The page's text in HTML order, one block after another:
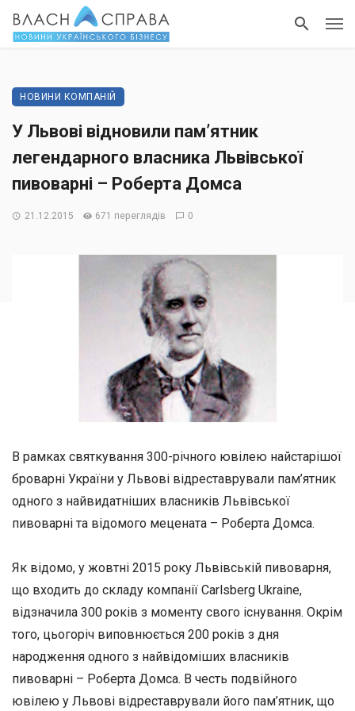
НОВИНИ КОМПАНІЙ
У Львові відновили пам’ятник
легендарного власника Львівської
пивоварні – Роберта Домса
21.12.2015 671 переглядів 0
В рамках святкування 300-річного ювілею найстарішої
броварні України у Львові відреставрували пам’ятник
одного з найвидатніших власників Львівської
пивоварні та відомого мецената – Роберта Домса.
Як відомо, у жовтні 2015 року Львівській пивоварня,
що входить до складу компанії Сarlsberg Ukraine,
відзначила 300 років з моменту свого існування. Окрім
того, цьогоріч виповнюється 200 років з дня
народження одного з найвідоміших власників
пивоварні – Роберта Домса. В честь подвійного
ювілею у Львові відреставрували його пам’ятник, що